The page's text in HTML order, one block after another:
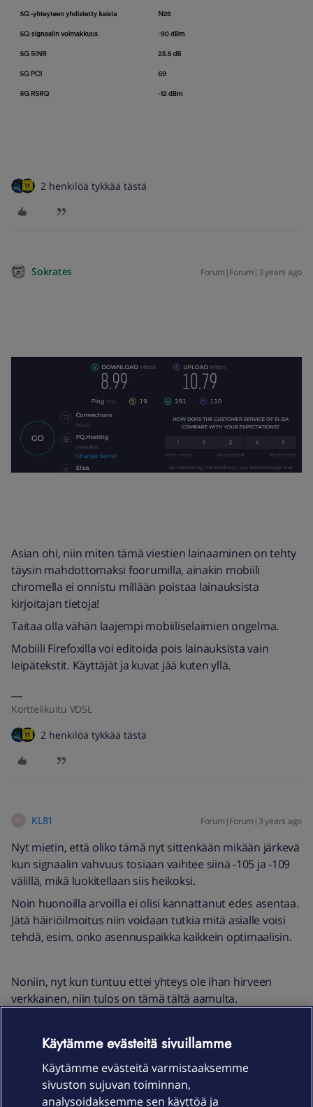
2 henkilöä tykkää tästä
Sokrates Forum|Forum|3 years ago
Asian ohi, niin miten tämä viestien lainaaminen on tehty
täysin mahdottomaksi foorumilla, ainakin mobiili
chromella ei onnistu millään poistaa lainauksista
kirjoitajan tietoja!
Taitaa olla vähän laajempi mobiiliselaimien ongelma.
Mobiili Firefoxilla voi editoida pois lainauksista vain
leipätekstit. Käyttäjät ja kuvat jää kuten yllä.
Korttelikuitu VDSL
2 henkilöä tykkää tästä
KL81 Forum|Forum|3 years ago
Nyt mietin, että oliko tämä nyt sittenkään mikään järkevä
kun signaalin vahvuus tosiaan vaihtee siinä -105 ja -109
välillä, mikä luokitellaan siis heikoksi.
Noin huonoilla arvoilla ei olisi kannattanut edes asentaa.
Jätä häiriöilmoitus niin voidaan tutkia mitä asialle voisi
tehdä, esim. onko asennuspaikka kaikkein optimaalisin.
Noniin, nyt kun tuntuu ettei yhteys ole ihan hirveen
verkkainen, niin tulos on tämä tältä aamulta.
Käytämme evästeitä sivuillamme
Käytämme evästeitä varmistaaksemme
sivuston sujuvan toiminnan,
analysoidaksemme sen käyttöä ja